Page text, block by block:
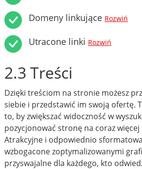
Domeny linkujące Rozwiń
Utracone linki Rozwiń
2.3 Treści
Dzięki treściom na stronie możesz
siebie i przedstawić im swoją ofertę.
to, by zwiększać widoczność w
pozycjonować stronę na coraz więcej
Atrakcyjne i odpowiednio
wzbogacone zoptymalizowanymi
przyswajalne dla każdego, kto